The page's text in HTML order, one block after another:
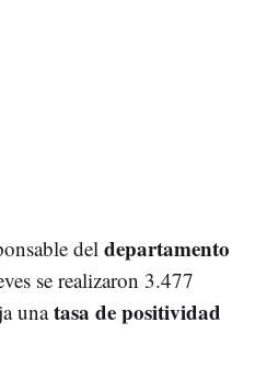
del departamento
se realizaron 3.477
unatasa de positividad